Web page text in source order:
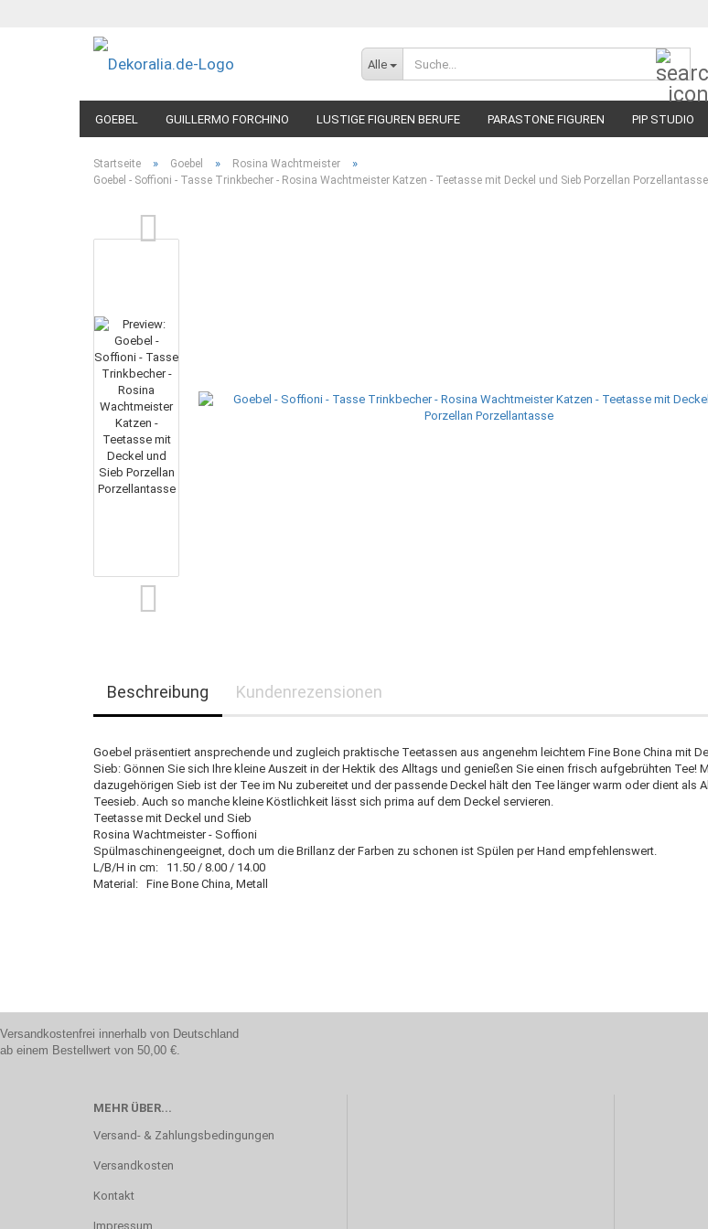
Alle
GOEBEL GUILLERMO FORCHINO LUSTIGE FIGUREN BERUFE PARASTONE FIGUREN PIP STUDIO
Startseite » Goebel » Rosina Wachtmeister »
Goebel - Soffioni - Tasse Trinkbecher - Rosina Wachtmeister Katzen - Teetasse mit Deckel und Sieb Porzellan Porzellantasse
Beschreibung Kundenrezensionen
Goebel präsentiert ansprechende und zugleich praktische Teetassen aus angenehm leichtem Fine Bone China mit
Sieb: Gönnen Sie sich Ihre kleine Auszeit in der Hektik des Alltags und genießen Sie einen frisch aufgebrühten Tee!
dazugehörigen Sieb ist der Tee im Nu zubereitet und der passende Deckel hält den Tee länger warm oder dient als
Teesieb. Auch so manche kleine Köstlichkeit lässt sich prima auf dem Deckel servieren.
Teetasse mit Deckel und Sieb
Rosina Wachtmeister - Soffioni
Spülmaschinengeeignet, doch um die Brillanz der Farben zu schonen ist Spülen per Hand empfehlenswert.
L/B/H in cm: 11.50 / 8.00 / 14.00
Material: Fine Bone China, Metall
Versandkostenfrei innerhalb von Deutschland
ab einem Bestellwert von 50,00 €.
MEHR ÜBER...
Versand- & Zahlungsbedingungen
Versandkosten
Kontakt
Impressum